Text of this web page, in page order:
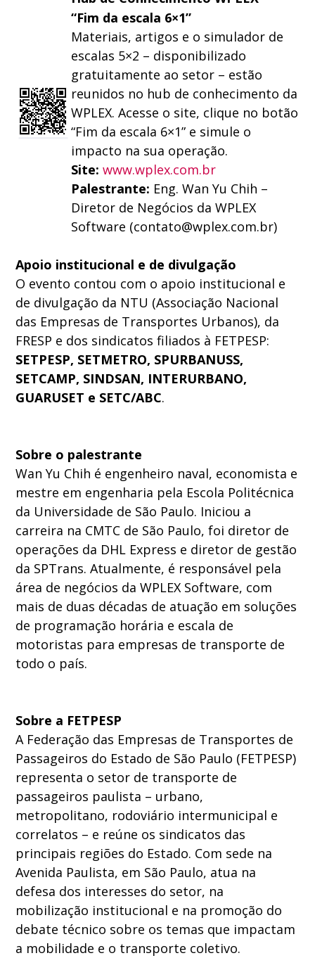
“Fim da escala 6×1”
Materiais, artigos e o simulador de
escalas 5×2 – disponibilizado
gratuitamente ao setor – estão
reunidos no hub de conhecimento da
WPLEX. Acesse o site, clique no botão
“Fim da escala 6×1” e simule o
impacto na sua operação.
Site:www.wplex.com.br
Palestrante: Eng. Wan Yu Chih –
Diretor de Negócios da WPLEX
Software (contato@wplex.com.br)
Apoio institucional e de divulgação
O evento contou com o apoio institucional e
de divulgação da NTU (Associação Nacional
das Empresas de Transportes Urbanos), da
FRESP e dos sindicatos filiados à FETPESP:
SETPESP, SETMETRO, SPURBANUSS,
SETCAMP, SINDSAN, INTERURBANO,
GUARUSET e SETC/ABC.
Sobre o palestrante
Wan Yu Chih é engenheiro naval, economista e
mestre em engenharia pela Escola Politécnica
da Universidade de São Paulo. Iniciou a
carreira na CMTC de São Paulo, foi diretor de
operações da DHL Express e diretor de gestão
da SPTrans. Atualmente, é responsável pela
área de negócios da WPLEX Software, com
mais de duas décadas de atuação em soluções
de programação horária e escala de
motoristas para empresas de transporte de
todo o país.
Sobre a FETPESP
A Federação das Empresas de Transportes de
Passageiros do Estado de São Paulo (FETPESP)
representa o setor de transporte de
passageiros paulista – urbano,
metropolitano, rodoviário intermunicipal e
correlatos – e reúne os sindicatos das
principais regiões do Estado. Com sede na
Avenida Paulista, em São Paulo, atua na
defesa dos interesses do setor, na
mobilização institucional e na promoção do
debate técnico sobre os temas que impactam
a mobilidade e o transporte coletivo.